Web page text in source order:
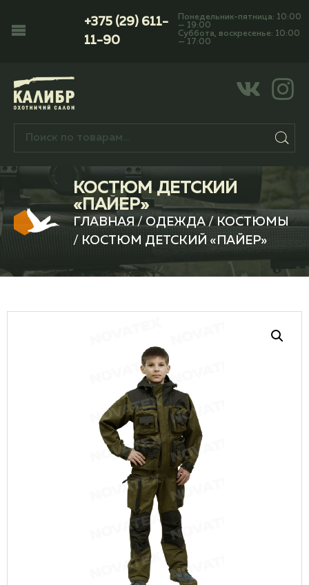
+375 (29) 611-
11-90
Понедельник-пятница: 10:00
— 19:00
Суббота, воскресенье: 10:00
— 17:00
КОСТЮМ ДЕТСКИЙ
«ПАЙЕР»
ГЛАВНАЯ/ ОДЕЖДА/ КОСТЮМЫ
/ КОСТЮМ ДЕТСКИЙ «ПАЙЕР»